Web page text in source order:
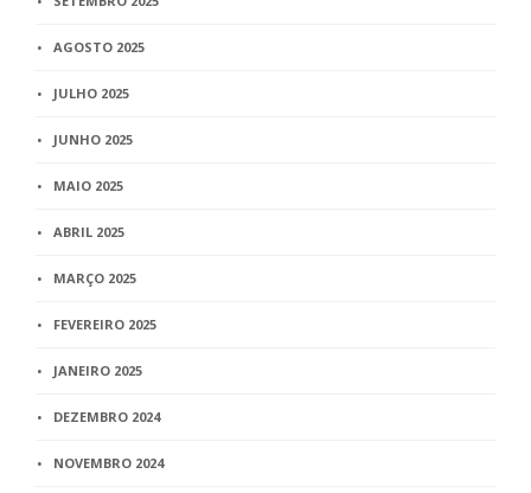
AGOSTO 2025
JULHO 2025
JUNHO 2025
MAIO 2025
ABRIL 2025
MARÇO 2025
FEVEREIRO 2025
JANEIRO 2025
DEZEMBRO 2024
NOVEMBRO 2024